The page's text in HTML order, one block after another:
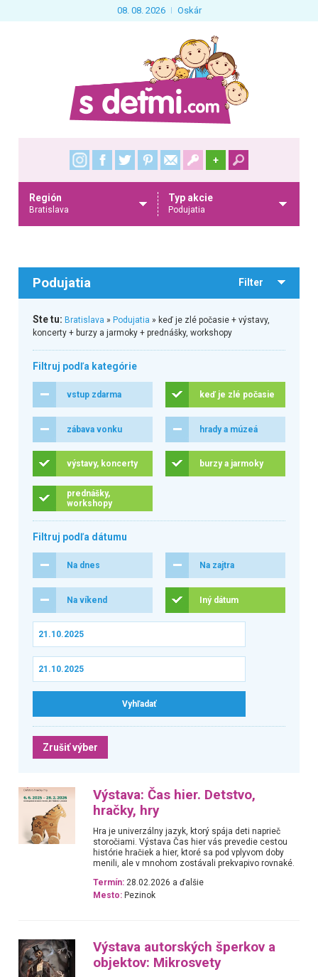
08. 08. 2026 Oskár
+
Región
Bratislava
Typ akcie
Podujatia
Podujatia Filter
Ste tu: Bratislava » Podujatia » keď je zlé počasie + výstavy,
koncerty + burzy a jarmoky + prednášky, workshopy
Filtruj podľa kategórie
vstup zdarma keď je zlé počasie
zábava vonku hrady a múzeá
výstavy, koncerty burzy a jarmoky
prednášky,
workshopy
Filtruj podľa dátumu
Na dnes Na zajtra
Na víkend Iný dátum
Zrušiť výber
Výstava: Čas hier. Detstvo,
hračky, hry
Hra je univerzálny jazyk, ktorý spája deti naprieč
storočiami. Výstava Čas hier vás prevedie cestou
histórie hračiek a hier, ktoré sa pod vplyvom doby
menili, ale v mnohom zostávali prekvapivo rovnaké.
Termín: 28.02.2026 a ďalšie
Mesto: Pezinok
Výstava autorských šperkov a
objektov: Mikrosvety